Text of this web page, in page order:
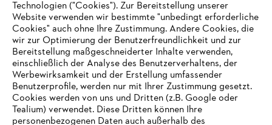
Hoodie TIMBERSPORTS®, Grau
TIMBERSPORTS®
€ 69,90 *
Vergleichen
Technologien ("Cookies"). Zur Bereitstellung unserer
Website verwenden wir bestimmte "unbedingt erforderliche
Cookies" auch ohne Ihre Zustimmung. Andere Cookies, die
wir zur Optimierung der Benutzerfreundlichkeit und zur
Bereitstellung maßgeschneiderter Inhalte verwenden,
einschließlich der Analyse des Benutzerverhaltens, der
Werbewirksamkeit und der Erstellung umfassender
Benutzerprofile, werden nur mit Ihrer Zustimmung gesetzt.
Cookies werden von uns und Dritten (z.B. Google oder
Tealium) verwendet. Diese Dritten können Ihre
personenbezogenen Daten auch außerhalb des